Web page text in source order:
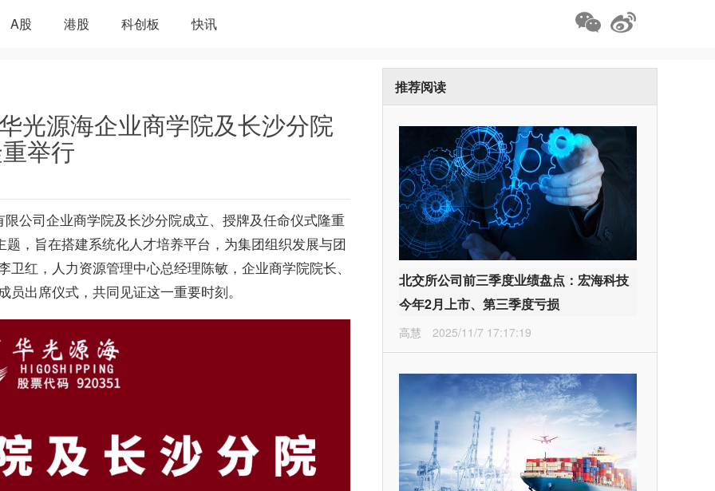
A股 港股 科创板 快讯
光源海企业商学院及长沙分院
举行
公司企业商学院及长沙分院成立、授牌及任命仪式隆重
，旨在搭建系统化人才培养平台，为集团组织发展与团
红，人力资源管理中心总经理陈敏，企业商学院院长、
出席仪式，共同见证这一重要时刻。
推荐阅读
北交所公司前三季度业绩盘点：宏海科技
今年2月上市、第三季度亏损
高慧 2025/11/7 17:17:19